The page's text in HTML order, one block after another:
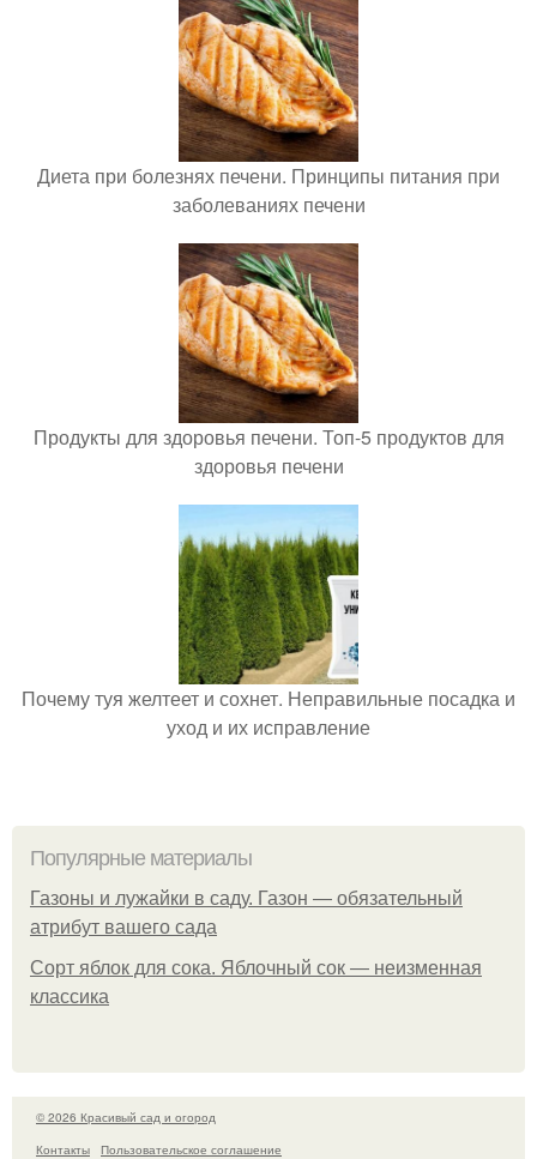
Диета при болезнях печени. Принципы питания при
заболеваниях печени
Продукты для здоровья печени. Топ-5 продуктов для
здоровья печени
Почему туя желтеет и сохнет. Неправильные посадка и
уход и их исправление
Популярные материалы
Газоны и лужайки в саду. Газон — обязательный
атрибут вашего сада
Сорт яблок для сока. Яблочный сок — неизменная
классика
© 2026 Красивый сад и огород
Контакты
Пользовательское соглашение